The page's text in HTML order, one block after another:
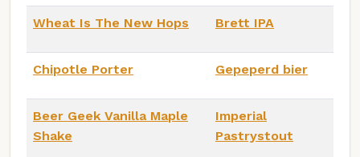
Wheat Is The New Hops Brett IPA
Chipotle Porter Gepeperd bier
Beer Geek Vanilla Maple
Shake
Imperial
Pastrystout